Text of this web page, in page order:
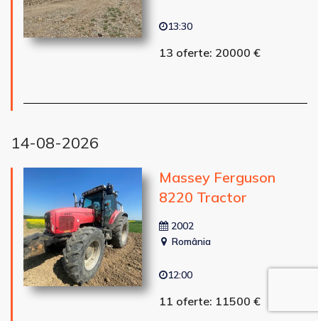
13:30
13 oferte: 20000 €
14-08-2026
Massey Ferguson
8220 Tractor
2002
România
12:00
11 oferte: 11500 €